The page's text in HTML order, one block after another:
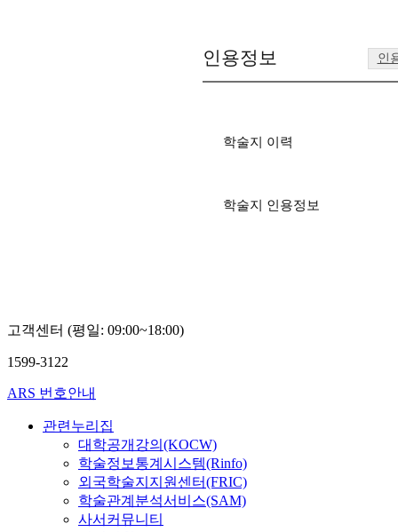
인용정보 인
학술지 이력
학술지 인용정보
고객센터 (평일: 09:00~18:00)
1599-3122
ARS 번호안내
관련누리집
대학공개강의(KOCW)
학술정보통계시스템(Rinfo)
외국학술지지원센터(FRIC)
학술관계분석서비스(SAM)
사서커뮤니티